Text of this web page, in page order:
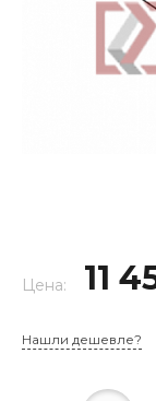
Цена: 11
Нашли дешевле?